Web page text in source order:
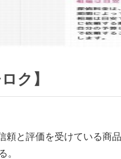
ク】
頼と評価を受けている商
。